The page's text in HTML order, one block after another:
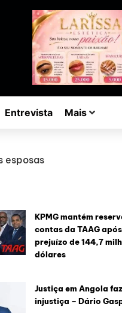
Entrevista Mais
esposas
KPMG mantém
contas da TAAG após
prejuízo de 144,7
dólares
Justiça em Angola faz
injustiça – Dário